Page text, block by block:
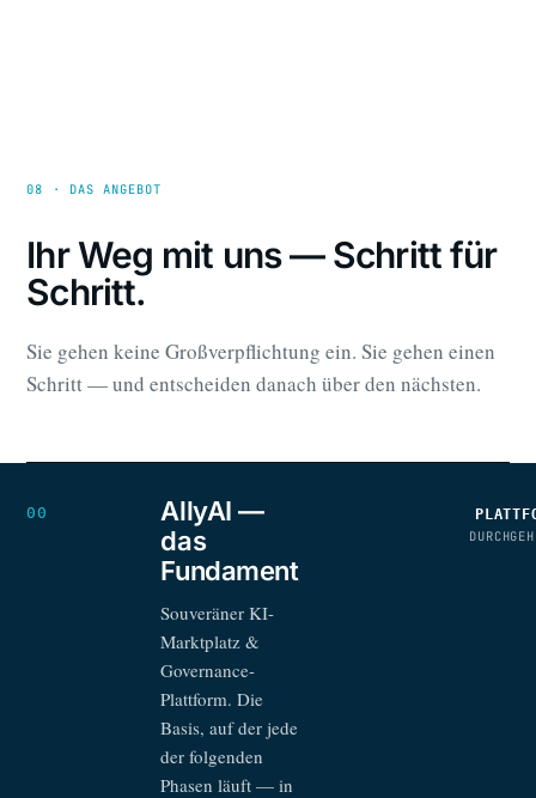
08 · DAS ANGEBOT
Ihr Weg mit uns — Schritt für
Schritt.
Sie gehen keine Großverpflichtung ein. Sie gehen einen
Schritt — und entscheiden danach über den nächsten.
00
AllyAI —
das
Fundament
Souveräner KI-
Marktplatz &
Governance-
Plattform. Die
Basis, auf der jede
der folgenden
Phasen läuft — in